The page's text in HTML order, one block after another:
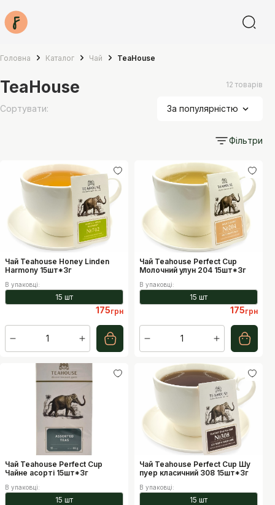
Головна Каталог Чай TeaHouse
TeaHouse 12 товарів
Сортувати: За популярністю
Фільтри
Чай Teahouse Honey Linden
Harmony 15шт*3г
В упаковці:
15 шт
175грн
1
Чай Teahouse Perfect Cup
Молочний улун 204 15шт*3г
В упаковці:
15 шт
175грн
1
Чай Teahouse Perfect Cup
Чайне асорті 15шт*3г
В упаковці:
15 шт
Чай Teahouse Perfect Cup Шу
пуер класичний 308 15шт*3г
В упаковці:
15 шт